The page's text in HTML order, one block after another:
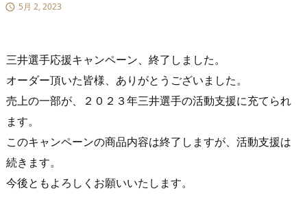
 5月 2, 2023
三井選手応援キャンペーン、終了しました。
オーダー頂いた皆様、ありがとうございました。
売上の一部が、２０２３年三井選手の活動支援に充てられ
ます。
このキャンペーンの商品内容は終了しますが、活動支援は
続きます。
今後ともよろしくお願いいたします。